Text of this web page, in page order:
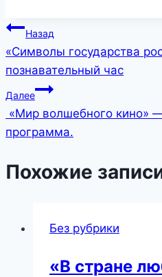
Навигация
по
записям
Назад
«Символы государства
познавательный час
Далее
«Мир волшебного кино»
программа.
Похожие
Без рубрики
«В стране